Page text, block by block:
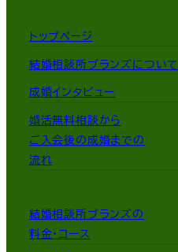
トップページ
結婚相談所ブランズについて
成婚インタビュー
婚活無料相談から
ご入会後の成婚までの
流れ
結婚相談所ブランズの
料金・コース